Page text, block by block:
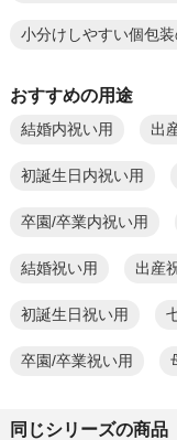
小分けしやすい個包
おすすめの用途
結婚内祝い用 出
初誕生日内祝い用
卒園/卒業内祝い用
結婚祝い用 出産
初誕生日祝い用
卒園/卒業祝い用
同じシリーズの商品